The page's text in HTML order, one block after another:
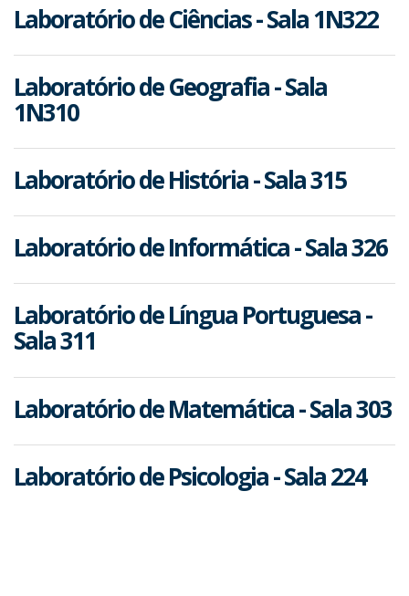
Laboratório de Ciências - Sala 1N322
Laboratório de Geografia - Sala
1N310
Laboratório de História - Sala 315
Laboratório de Informática - Sala 326
Laboratório de Língua Portuguesa -
Sala 311
Laboratório de Matemática - Sala 303
Laboratório de Psicologia - Sala 224